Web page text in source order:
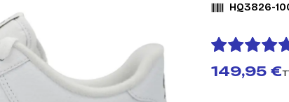
HQ3826-
149,95 €